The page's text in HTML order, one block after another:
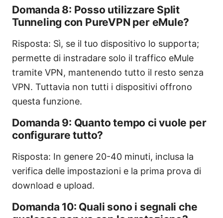
Domanda 8: Posso utilizzare Split
Tunneling con PureVPN per eMule?
Risposta: Sì, se il tuo dispositivo lo supporta;
permette di instradare solo il traffico eMule
tramite VPN, mantenendo tutto il resto senza
VPN. Tuttavia non tutti i dispositivi offrono
questa funzione.
Domanda 9: Quanto tempo ci vuole per
configurare tutto?
Risposta: In genere 20-40 minuti, inclusa la
verifica delle impostazioni e la prima prova di
download e upload.
Domanda 10: Quali sono i segnali che